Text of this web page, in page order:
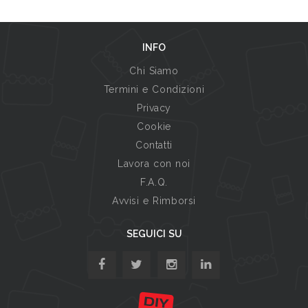
INFO
Chi Siamo
Termini e Condizioni
Privacy
Cookie
Contatti
Lavora con noi
F.A.Q.
Avvisi e Rimborsi
SEGUICI SU